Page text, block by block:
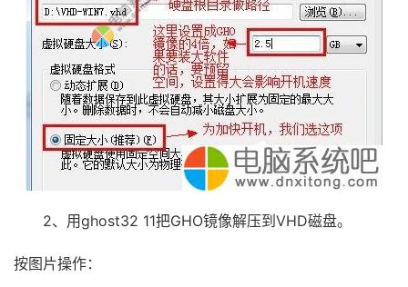
2、用ghost32 11把GHO镜像解压到VHD磁盘。
按图片操作：